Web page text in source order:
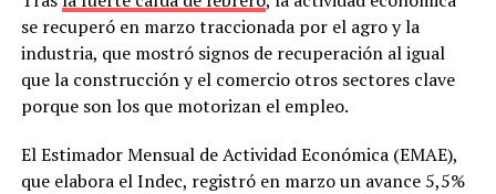
se recuperó en marzo traccionada por el agro y la
industria, que mostró signos de recuperación al igual
que la construcción y el comercio otros sectores clave
porque son los que motorizan el empleo.
El Estimador Mensual de Actividad Económica (EMAE),
que elabora el Indec, registró en marzo un avance 5,5%